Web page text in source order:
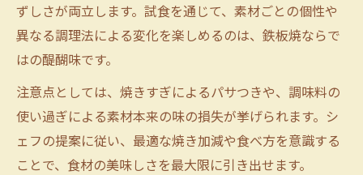
ずしさが両立します。試食を通じて、素材ごとの個性や
異なる調理法による変化を楽しめるのは、鉄板焼ならで
はの醍醐味です。
注意点としては、焼きすぎによるパサつきや、調味料の
使い過ぎによる素材本来の味の損失が挙げられます。シ
ェフの提案に従い、最適な焼き加減や食べ方を意識する
ことで、食材の美味しさを最大限に引き出せます。